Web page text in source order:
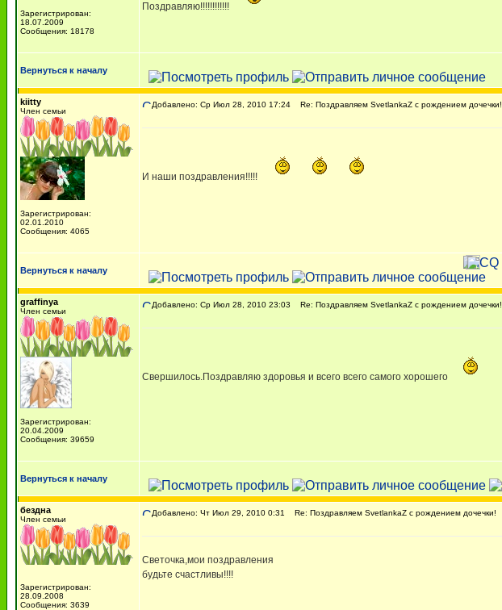
Зарегистрирован:
18.07.2009
Сообщения: 18178
Поздравляю!!!!!!!!!!!!
Вернуться к началу
kiitty
Член семьи
Зарегистрирован:
02.01.2010
Сообщения: 4065
Добавлено: Ср Июл 28, 2010 17:24 Re: Поздравляем SvetlankaZ с рождением дочечки!
И наши поздравления!!!!!
Вернуться к началу
graffinya
Член семьи
Зарегистрирован:
20.04.2009
Сообщения: 39659
Добавлено: Ср Июл 28, 2010 23:03 Re: Поздравляем SvetlankaZ с рождением дочечки!
Свершилось.Поздравляю здоровья и всего всего самого хорошего
Вернуться к началу
бездна
Член семьи
Зарегистрирован:
28.09.2008
Сообщения: 3639
Добавлено: Чт Июл 29, 2010 0:31 Re: Поздравляем SvetlankaZ с рождением дочечки!
Светочка,мои поздравления
будьте счастливы!!!!